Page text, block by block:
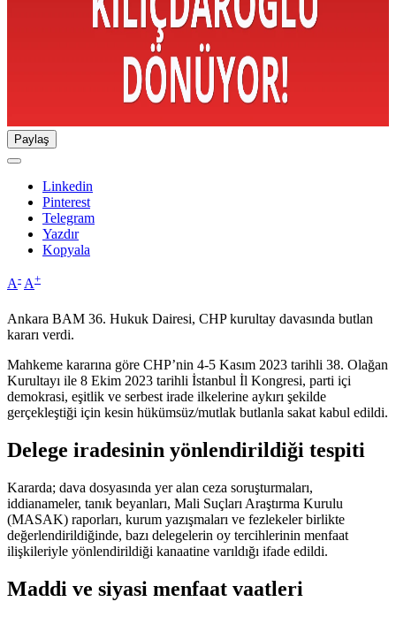
Paylaş
Linkedin
Pinterest
Telegram
Yazdır
Kopyala
A- A+
Ankara BAM 36. Hukuk Dairesi, CHP kurultay davasında butlan
kararı verdi.
Mahkeme kararına göre CHP’nin 4-5 Kasım 2023 tarihli 38. Olağan
Kurultayı ile 8 Ekim 2023 tarihli İstanbul İl Kongresi, parti içi
demokrasi, eşitlik ve serbest irade ilkelerine aykırı şekilde
gerçekleştiği için kesin hükümsüz/mutlak butlanla sakat kabul edildi.
Delege iradesinin yönlendirildiği tespiti
Kararda; dava dosyasında yer alan ceza soruşturmaları,
iddianameler, tanık beyanları, Mali Suçları Araştırma Kurulu
(MASAK) raporları, kurum yazışmaları ve fezlekeler birlikte
değerlendirildiğinde, bazı delegelerin oy tercihlerinin menfaat
ilişkileriyle yönlendirildiği kanaatine varıldığı ifade edildi.
Maddi ve siyasi menfaat vaatleri